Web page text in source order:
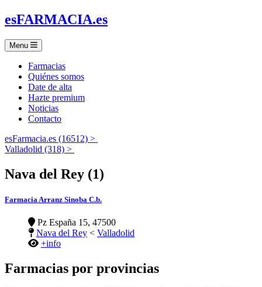
esFARMACIA.es
Menu
Farmacias
Quiénes somos
Date de alta
Hazte premium
Noticias
Contacto
esFarmacia.es (16512) >
Valladolid (318) >
Nava del Rey (1)
Farmacia Arranz Sinoba C.b.
Pz España 15, 47500
Nava del Rey < Valladolid
+info
Farmacias por provincias